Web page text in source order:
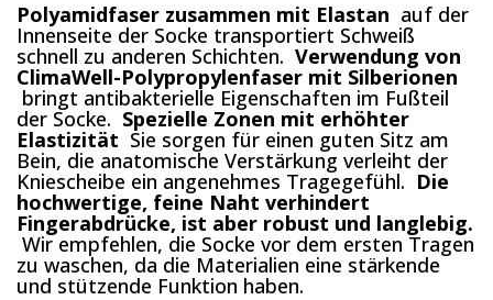
Polyamidfaser zusammen mit Elastan auf der
Innenseite der Socke transportiert Schweiß
schnell zu anderen Schichten. Verwendung von
ClimaWell-Polypropylenfaser mit Silberionen
bringt antibakterielle Eigenschaften im Fußteil
der Socke. Spezielle Zonen mit erhöhter
Elastizität Sie sorgen für einen guten Sitz am
Bein, die anatomische Verstärkung verleiht der
Kniescheibe ein angenehmes Tragegefühl. Die
hochwertige, feine Naht verhindert
Fingerabdrücke, ist aber robust und langlebig.
Wir empfehlen, die Socke vor dem ersten Tragen
zu waschen, da die Materialien eine stärkende
und stützende Funktion haben.